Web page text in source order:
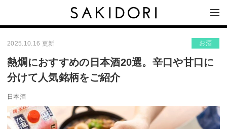
2025.10.16 更新 お酒
熱燗におすすめの日本酒20選。辛口や甘口に
分けて人気銘柄をご紹介
日本酒